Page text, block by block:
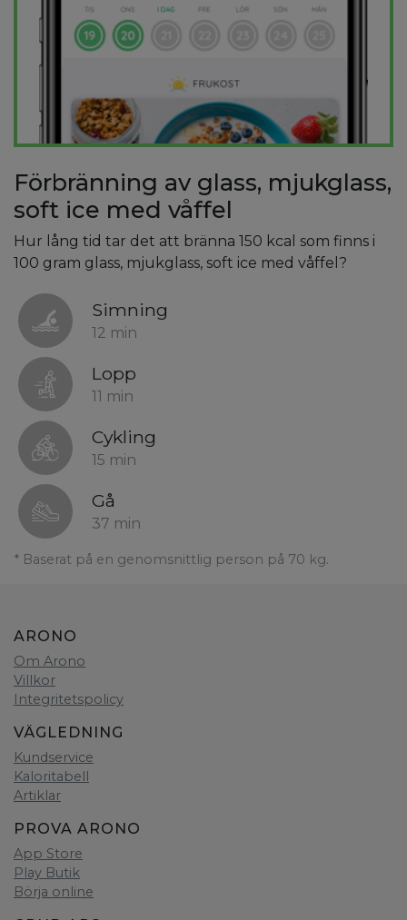
Förbränning av glass, mjukglass,
soft ice med våffel
Hur lång tid tar det att bränna 150 kcal som finns i
100 gram glass, mjukglass, soft ice med våffel?
Simning
12 min
Lopp
11 min
Cykling
15 min
Gå
37 min
* Baserat på en genomsnittlig person på 70 kg.
ARONO
Om Arono
Villkor
Integritetspolicy
VÄGLEDNING
Kundservice
Kaloritabell
Artiklar
PROVA ARONO
App Store
Play Butik
Börja online